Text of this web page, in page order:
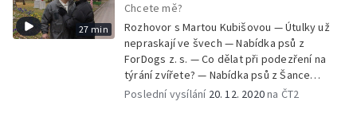
27 min
Chcete mě?
Rozhovor s Martou Kubišovou — Útulky už
nepraskají ve švech — Nabídka psů z
ForDogs z. s. — Co dělat při podezření na
týrání zvířete? — Nabídka psů z Šance
zvířatům — Rozloučení
Poslední vysílání 20. 12. 2020na ČT2